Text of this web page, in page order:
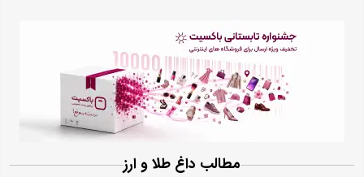
مطالب داغ طلا و ارز